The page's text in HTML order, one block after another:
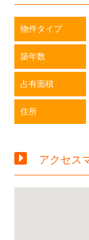
物件タイプ
築年数
占有面積
住所
アクセス